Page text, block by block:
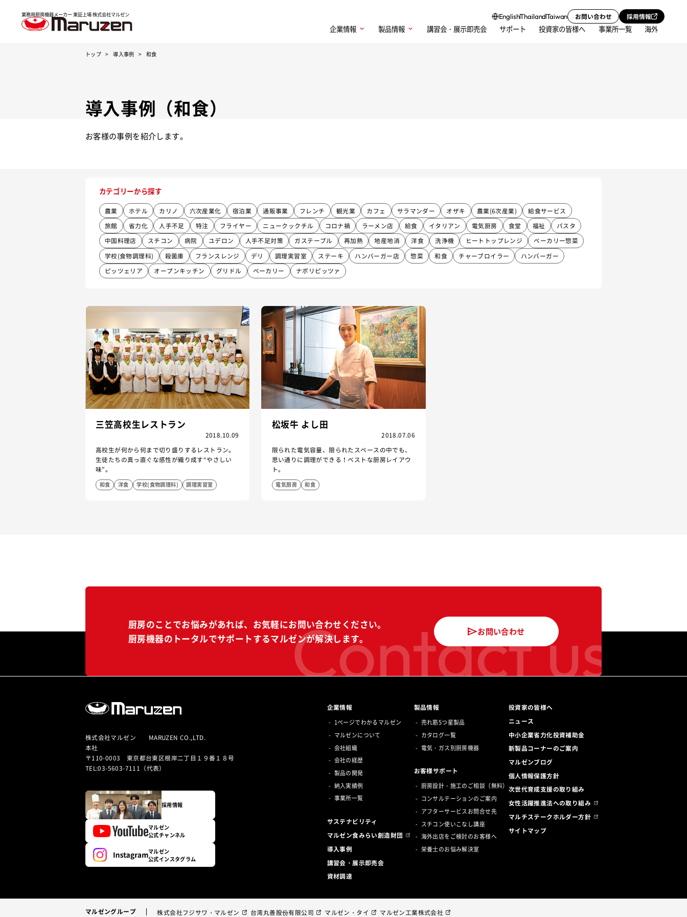
業務用厨房機器メーカー 東証上場株式会社マルゼン
企業情報 製品情報 講習会・展示即売会 サポート 投資家の皆様へ 事業所一覧 海外
EnglishThailandTaiwan お問い合わせ 採用情報
トップ 導入事例 和食
導入事例（和食）
お客様の事例を紹介します。
カテゴリーから探す
農業 ホテル カリノ 六次産業化 宿泊業 通販事業 フレンチ 観光業 カフェ サラマンダー オザキ 農業(6次産業)
給食サービス
旅館
省力化 人手不足 特注 フライヤー ニュークックチル コロナ禍 ラーメン店 給食 イタリアン 電気厨房 食堂 福祉
パスタ
中国料理店
スチコン 病院 ユデロン 人手不足対策 ガステーブル 再加熱 地産地消 洋食 洗浄機 ヒートトップレンジ
ベーカリー惣菜
学校(食物調理科)
殺菌庫 フランスレンジ デリ 調理実習室 ステーキ ハンバーガー店 惣菜 和食 チャーブロイラー
ハンバーガー
ピッツェリア
オープンキッチン グリドル ベーカリー ナポリピッツァ
三笠高校生レストラン
2018.10.09
高校生が何から何まで切り盛りするレストラン。
生徒たちの真っ直ぐな感性が織り成す“やさしい
味”。
和食 洋食 学校(食物調理科) 調理実習室
松坂牛 よし田
2018.07.06
限られた電気容量、限られたスペースの中でも、
思い通りに調理ができる！ベストな厨房レイアウ
ト。
電気厨房 和食
Contact us
厨房のことでお悩みがあれば、 お気軽にお問い合わせください。
厨房機器のトータルでサポートするマルゼンが解決します。
お問い合わせ
株式会社マルゼン MARUZEN CO.,LTD.
本社
〒110-0003 東京都台東区根岸二丁目１９番１８号
TEL:03-5603-7111（代表）
採用情報
マルゼン
公式チャンネル
マルゼン
公式インスタグラム
企業情報
1ページでわかるマルゼン
マルゼンについて
会社組織
会社の経歴
製品の開発
納入実績例
事業所一覧
サステナビリティ
マルゼン食みらい創造財団
導入事例
講習会・展示即売会
資材調達
製品情報
売れ筋5つ星製品
カタログ一覧
電気・ガス別厨房機器
お客様サポート
厨房設計・施工のご相談（無料）
コンサルテーションのご案内
アフターサービスお問合せ先
スチコン使いこなし講座
海外出店をご検討のお客様へ
栄養士のお悩み解決室
投資家の皆様へ
ニュース
中小企業省力化投資補助金
新製品コーナーのご案内
マルゼンブログ
個人情報保護方針
次世代育成支援の取り組み
女性活躍推進法への取り組み
マルチステークホルダー方針
サイトマップ
マルゼングループ 株式会社フジサワ・マルゼン 台湾丸善股份有限公司 マルゼン・タイ マルゼン工業株式会社